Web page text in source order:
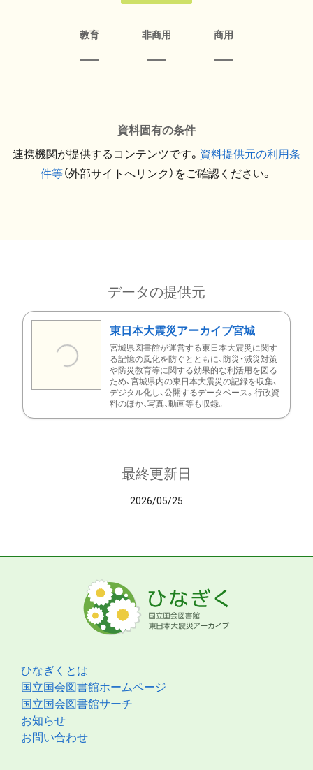
教育 非商用 商用
資料固有の条件
連携機関が提供するコンテンツです。 資料提供元の利用条
件等（外部サイトへリンク）をご確認ください。
データの提供元
東日本大震災アーカイブ宮城
宮城県図書館が運営する東日本大震災に関す
る記憶の風化を防ぐとともに、防災・減災対策
や防災教育等に関する効果的な利活用を図る
ため、宮城県内の東日本大震災の記録を収集、
デジタル化し、公開するデータベース。行政資
料のほか、写真、動画等も収録。
最終更新日
2026/05/25
ひなぎくとは
国立国会図書館ホームページ
国立国会図書館サーチ
お知らせ
お問い合わせ